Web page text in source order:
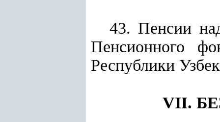
43. Пенсии
Пенсионного
Республики
VII.